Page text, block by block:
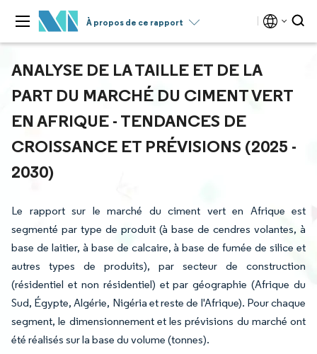
À propos de ce rapport
ANALYSE DE LA TAILLE ET DE LA
PART DU MARCHÉ DU CIMENT VERT
EN AFRIQUE - TENDANCES DE
CROISSANCE ET PRÉVISIONS (2025 -
2030)
Le rapport sur le marché du ciment vert en Afrique est
segmenté par type de produit (à base de cendres volantes, à
base de laitier, à base de calcaire, à base de fumée de silice et
autres types de produits), par secteur de construction
(résidentiel et non résidentiel) et par géographie (Afrique du
Sud, Égypte, Algérie, Nigéria et reste de l'Afrique). Pour chaque
segment, le dimensionnement et les prévisions du marché ont
été réalisés sur la base du volume (tonnes).